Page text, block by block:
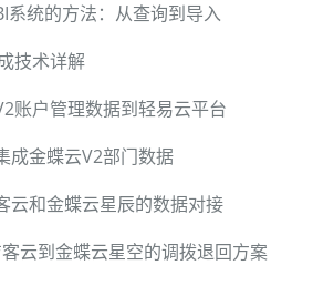
系统的方法：从查询到导入
技术详解
账户管理数据到轻易云平台
成金蝶云V2部门数据
云和金蝶云星辰的数据对接
云到金蝶云星空的调拨退回方案